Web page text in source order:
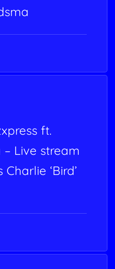
ft.
Live stream
‘Bird’